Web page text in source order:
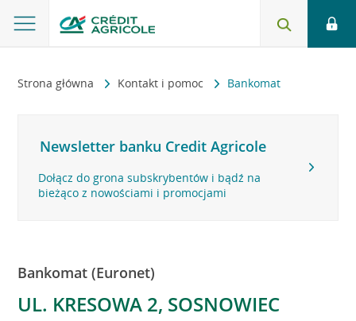
Strona główna Kontakt i pomoc Bankomat
Newsletter banku Credit Agricole
Dołącz do grona subskrybentów i bądź na
bieżąco z nowościami i promocjami
Bankomat (Euronet)
UL. KRESOWA 2, SOSNOWIEC